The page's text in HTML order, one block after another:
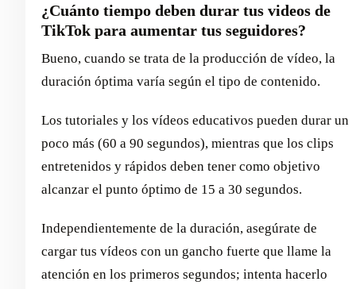
¿Cuánto tiempo deben durar tus videos de
TikTok para aumentar tus seguidores?
Bueno, cuando se trata de la producción de vídeo, la
duración óptima varía según el tipo de contenido.
Los tutoriales y los vídeos educativos pueden durar un
poco más (60 a 90 segundos), mientras que los clips
entretenidos y rápidos deben tener como objetivo
alcanzar el punto óptimo de 15 a 30 segundos.
Independientemente de la duración, asegúrate de
cargar tus vídeos con un gancho fuerte que llame la
atención en los primeros segundos; intenta hacerlo